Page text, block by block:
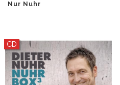
Nur Nuhr
CD